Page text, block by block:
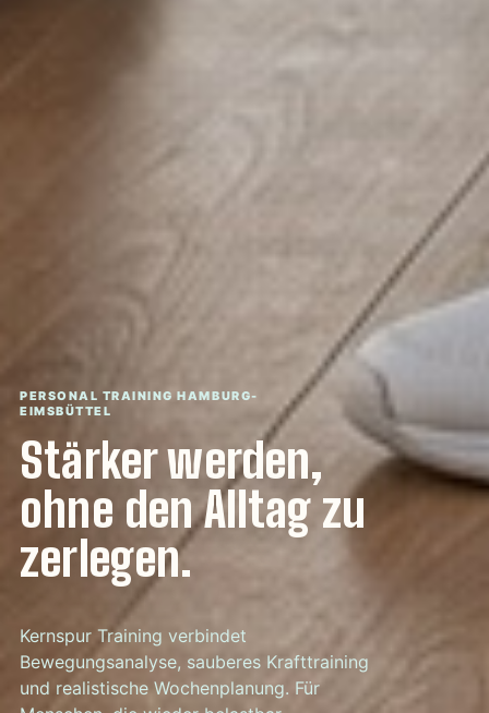
PERSONAL TRAINING HAMBURG-
EIMSBÜTTEL
Stärker werden,
ohne den Alltag zu
zerlegen.
Kernspur Training verbindet
Bewegungsanalyse, sauberes Krafttraining
und realistische Wochenplanung. Für